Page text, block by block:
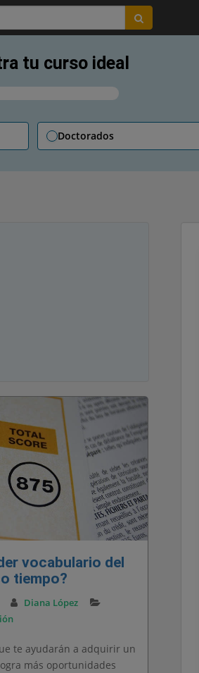
tu curso ideal
Doctorados
vocabulario del
tiempo?
Diana López
te ayudarán a adquirir un
más oportunidades